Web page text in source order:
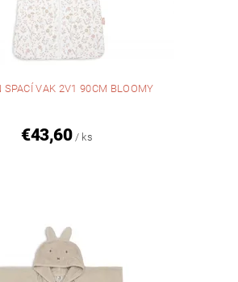
SPACÍ VAK 2V1 90CM BLOOMY
€43,60 / ks